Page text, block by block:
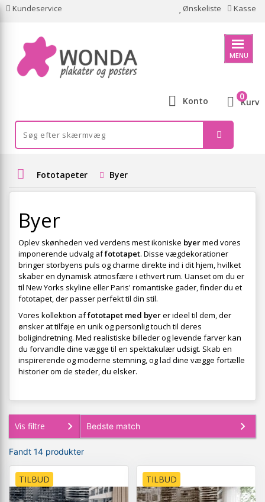
Kundeservice Ønskeliste Kasse
MENU
Konto Kurv
0
Fototapeter Byer
Byer
Oplev skønheden ved verdens mest ikoniske byermed vores
imponerende udvalg affototapet. Disse vægdekorationer
bringer storbyens puls og charme direkte ind i dit hjem, hvilket
skaber en dynamisk atmosfære i ethvert rum. Uanset om du er
til New Yorks skyline eller Paris' romantiske gader, finder du et
fototapet, der passer perfekt til din stil.
Vores kollektion affototapet med byerer ideel til dem, der
ønsker at tilføje en unik og personlig touch til deres
boligindretning. Med realistiske billeder og levende farver kan
du forvandle dine vægge til en spektakulær udsigt. Skab en
inspirerende og moderne stemning, og lad dine vægge fortælle
historier om de steder, du elsker.
Vis filtre
Fandt 14 produkter
TILBUD TILBUD